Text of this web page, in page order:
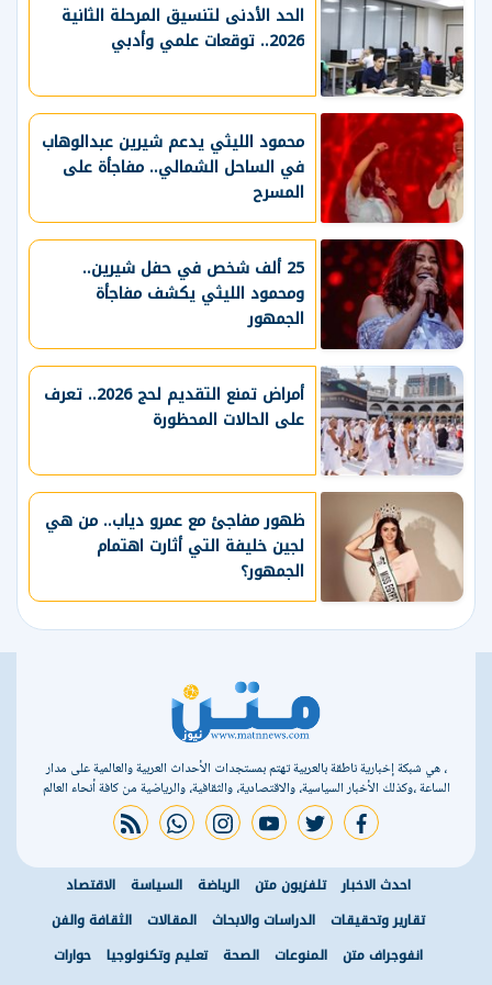
الحد الأدنى لتنسيق المرحلة الثانية
2026.. توقعات علمي وأدبي
محمود الليثي يدعم شيرين عبدالوهاب
في الساحل الشمالي.. مفاجأة على
المسرح
25 ألف شخص في حفل شيرين..
ومحمود الليثي يكشف مفاجأة
الجمهور
أمراض تمنع التقديم لحج 2026.. تعرف
على الحالات المحظورة
ظهور مفاجئ مع عمرو دياب.. من هي
لجين خليفة التي أثارت اهتمام
الجمهور؟
، هي شبكة إخبارية ناطقة بالعربية تهتم بمستجدات الأحداث العربية والعالمية على مدار
الساعة ،وكذلك الأخبار السياسية، والاقتصادية، والثقافية، والرياضية من كافة أنحاء العالم
facebook
twitter
youtube
instagram
whatsapp
rss feed
احدث الاخبار تلفزيون متن الرياضة السياسة
الاقتصاد
تقارير وتحقيقات
الدراسات والابحاث المقالات
الثقافة والفن
انفوجراف متن
المنوعات الصحة تعليم وتكنولوجيا حوارات